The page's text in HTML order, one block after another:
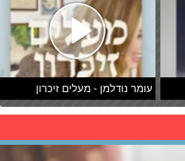
עומר נודלמן - מעלים זיכרון